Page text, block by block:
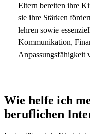
Eltern bereiten ihre
sie ihre Stärken
lehren sowie
Kommunikation,
Anpassungsfähigkeit
Wie helfe ich
beruflichen